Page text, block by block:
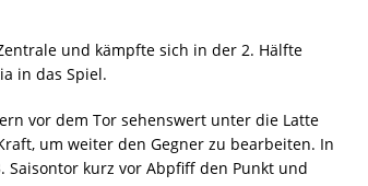
und kämpfte sich in der 2. Hälfte
in das Spiel.
vor dem Tor sehenswert unter die Latte
um weiter den Gegner zu bearbeiten. In
kurz vor Abpfiff den Punkt und